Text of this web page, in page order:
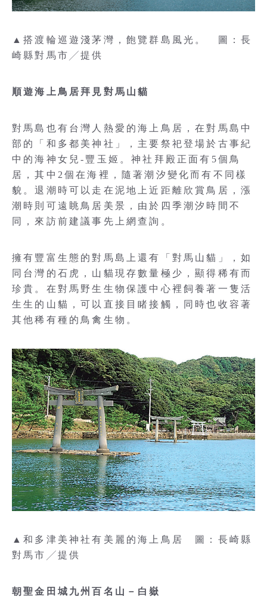
▲搭渡輪巡遊淺茅灣，飽覽群島風光。 圖：長
崎縣對馬市╱提供
順遊海上鳥居拜見對馬山貓
對馬島也有台灣人熱愛的海上鳥居，在對馬島中
部的「和多都美神社」，主要祭祀登場於古事紀
中的海神女兒-豐玉姬。神社拜殿正面有5個鳥
居，其中2個在海裡，隨著潮汐變化而有不同樣
貌。退潮時可以走在泥地上近距離欣賞鳥居，漲
潮時則可遠眺鳥居美景，由於四季潮汐時間不
同，來訪前建議事先上網查詢。
擁有豐富生態的對馬島上還有「對馬山貓」，如
同台灣的石虎，山貓現存數量極少，顯得稀有而
珍貴。在對馬野生生物保護中心裡飼養著一隻活
生生的山貓，可以直接目睹接觸，同時也收容著
其他稀有種的鳥禽生物。
▲和多津美神社有美麗的海上鳥居 圖：長崎縣
對馬市╱提供
朝聖金田城九州百名山－白嶽